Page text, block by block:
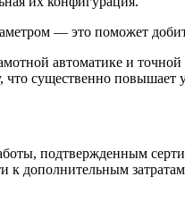
— это поможет
автоматике и
что существенно повышает
подтвержденным
к дополнительным